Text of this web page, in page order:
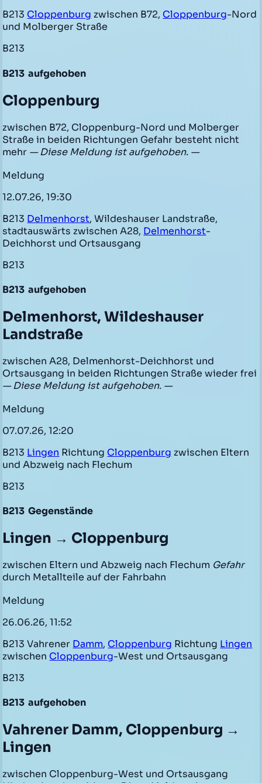
B213 Cloppenburg zwischen B72, Cloppenburg-Nord
und Molberger Straße
B213
B213 aufgehoben
Cloppenburg
zwischen B72, Cloppenburg-Nord und Molberger
Straße in beiden Richtungen Gefahr besteht nicht
mehr — Diese Meldung ist aufgehoben. —
Meldung
12.07.26, 19:30
B213 Delmenhorst, Wildeshauser Landstraße,
stadtauswärts zwischen A28, Delmenhorst-
Deichhorst und Ortsausgang
B213
B213 aufgehoben
Delmenhorst, Wildeshauser
Landstraße
zwischen A28, Delmenhorst-Deichhorst und
Ortsausgang in beiden Richtungen Straße wieder frei
— Diese Meldung ist aufgehoben. —
Meldung
07.07.26, 12:20
B213 Lingen Richtung Cloppenburg zwischen Eltern
und Abzweig nach Flechum
B213
B213 Gegenstände
Lingen → Cloppenburg
zwischen Eltern und Abzweig nach Flechum Gefahr
durch Metallteile auf der Fahrbahn
Meldung
26.06.26, 11:52
B213 Vahrener Damm, Cloppenburg Richtung Lingen
zwischen Cloppenburg-West und Ortsausgang
B213
B213 aufgehoben
Vahrener Damm, Cloppenburg →
Lingen
zwischen Cloppenburg-West und Ortsausgang